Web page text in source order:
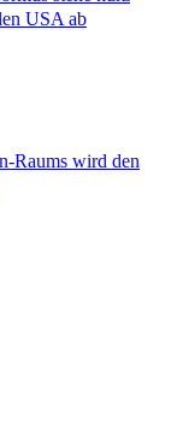
USA ab
Raums wird den